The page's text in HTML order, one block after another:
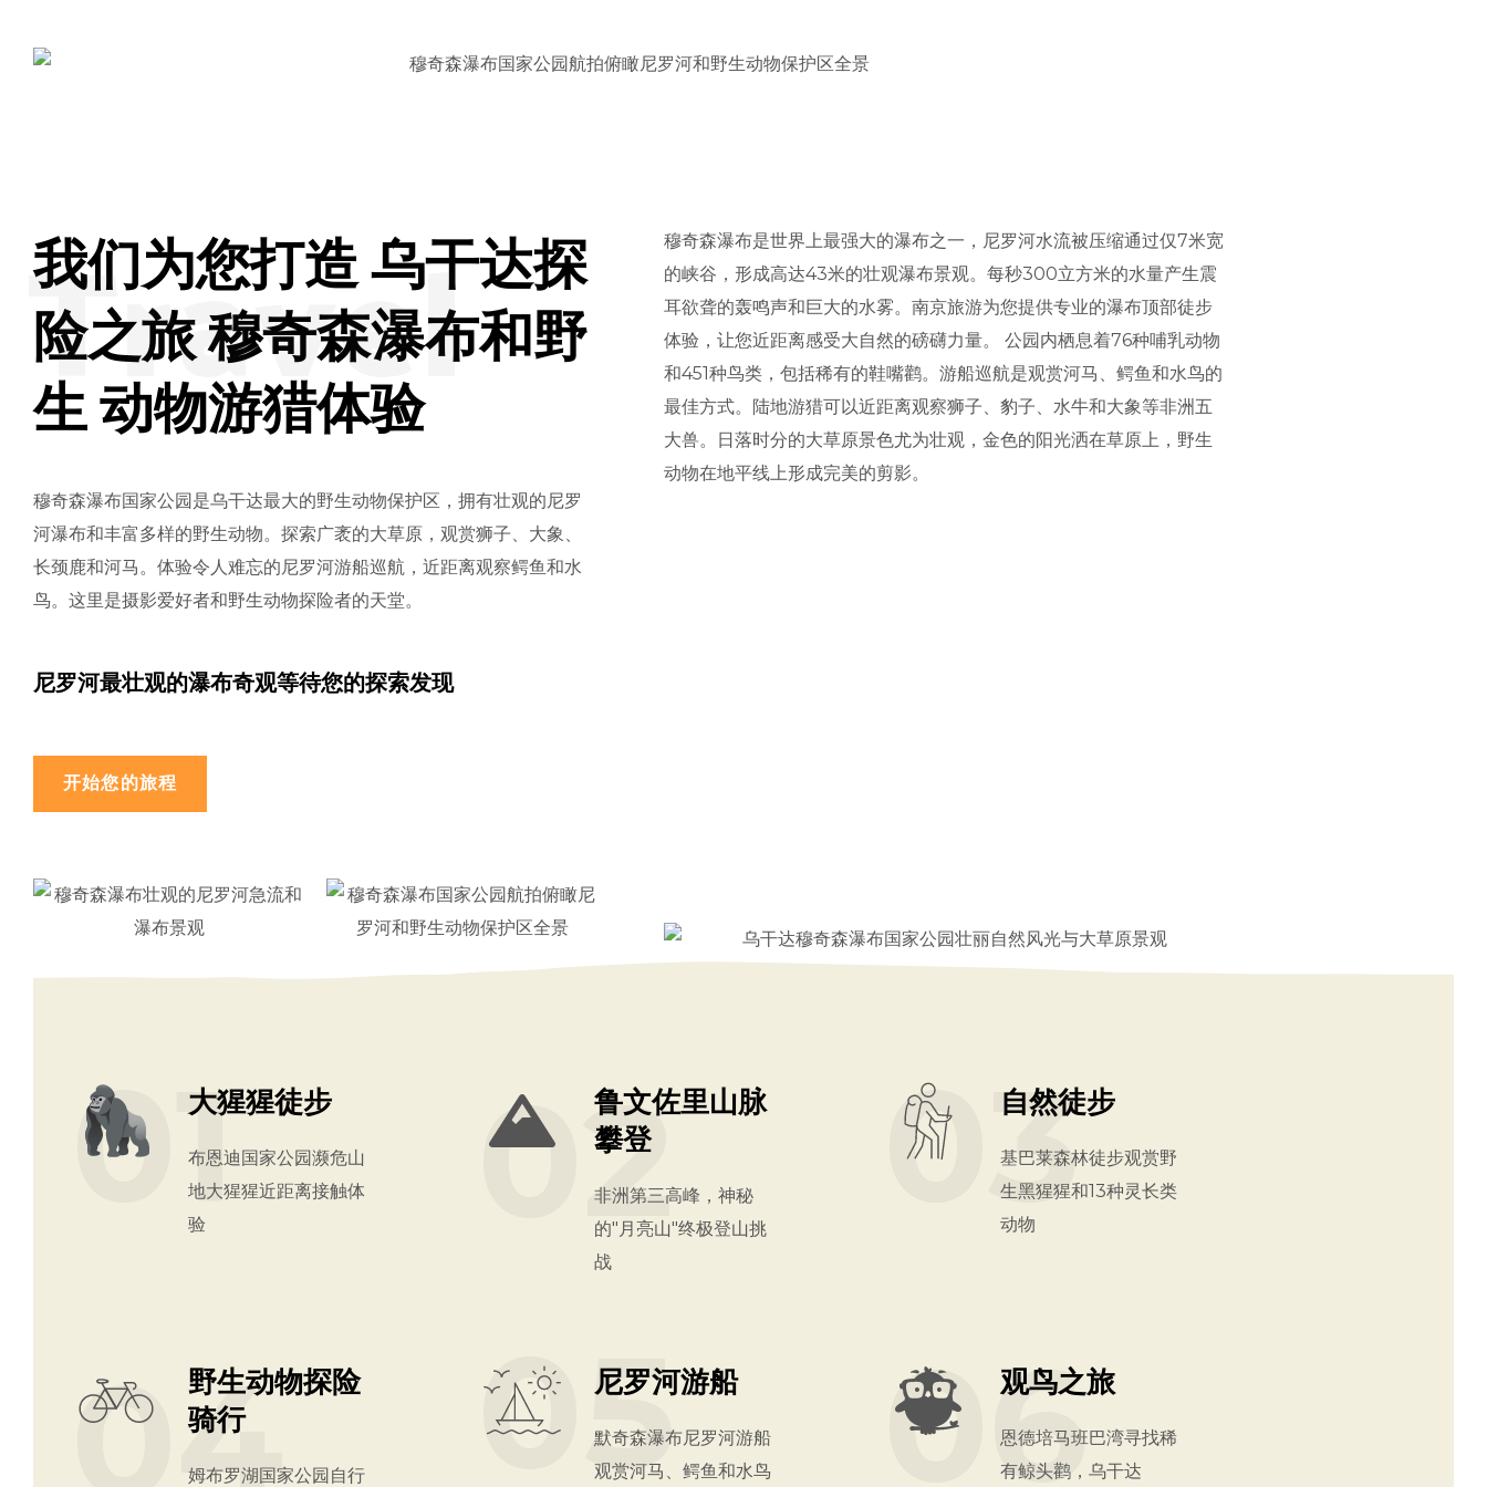
Travel
我们为您打造 乌干达探
险之旅 穆奇森瀑布和野
生 动物游猎体验
穆奇森瀑布国家公园是乌干达最大的野生动物保护区，拥有壮观的尼罗
河瀑布和丰富多样的野生动物。探索广袤的大草原，观赏狮子、大象、
长颈鹿和河马。体验令人难忘的尼罗河游船巡航，近距离观察鳄鱼和水
鸟。这里是摄影爱好者和野生动物探险者的天堂。
尼罗河最壮观的瀑布奇观等待您的探索发现
开始您的旅程
穆奇森瀑布是世界上最强大的瀑布之一，尼罗河水流被压缩通过仅7米宽
的峡谷，形成高达43米的壮观瀑布景观。每秒300立方米的水量产生震
耳欲聋的轰鸣声和巨大的水雾。南京旅游为您提供专业的瀑布顶部徒步
体验，让您近距离感受大自然的磅礴力量。 公园内栖息着76种哺乳动物
和451种鸟类，包括稀有的鞋嘴鹳。游船巡航是观赏河马、鳄鱼和水鸟的
最佳方式。陆地游猎可以近距离观察狮子、豹子、水牛和大象等非洲五
大兽。日落时分的大草原景色尤为壮观，金色的阳光洒在草原上，野生
动物在地平线上形成完美的剪影。
01大猩猩徒步
布恩迪国家公园濒危山
地大猩猩近距离接触体
验
02鲁文佐里山脉
攀登
非洲第三高峰，神秘
的"月亮山"终极登山挑
战
03
自然徒步
基巴莱森林徒步观赏野
生黑猩猩和13种灵长类
动物
04
野生动物探险
骑行
姆布罗湖国家公园自行
05
尼罗河游船
默奇森瀑布尼罗河游船
观赏河马、鳄鱼和水鸟
06
观鸟之旅
恩德培马班巴湾寻找稀
有鲸头鹳，乌干达